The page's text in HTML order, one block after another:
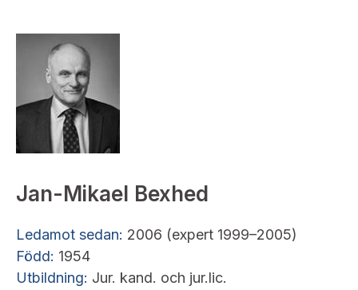
Jan-Mikael Bexhed
Ledamot sedan: 2006 (expert 1999–2005)
Född: 1954
Utbildning: Jur. kand. och jur.lic.